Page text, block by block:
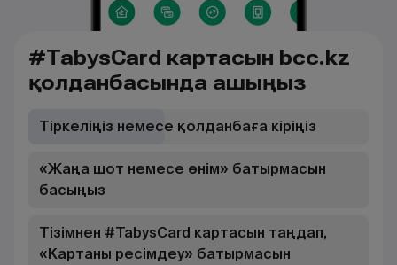
#TabysCard картасын bcc.kz
қолданбасында ашыңыз
Тіркеліңіз немесе қолданбаға кіріңіз
«Жаңа шот немесе өнім» батырмасын
басыңыз
Тізімнен #TabysCard картасын таңдап,
«Картаны ресімдеу» батырмасын